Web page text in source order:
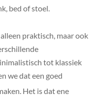
bed of stoel.
praktisch, maar ook
tot klassiek
we dat een goed
Het is dat ene